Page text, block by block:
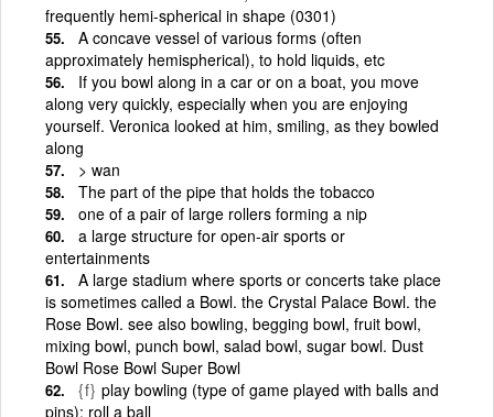
frequently hemi-spherical in shape (0301)
A concave vessel of various forms (often
approximately hemispherical), to hold liquids, etc
If you bowl along in a car or on a boat, you move
along very quickly, especially when you are enjoying
yourself. Veronica looked at him, smiling, as they bowled
along
> wan
The part of the pipe that holds the tobacco
one of a pair of large rollers forming a nip
a large structure for open-air sports or
entertainments
A large stadium where sports or concerts take place
is sometimes called a Bowl. the Crystal Palace Bowl. the
Rose Bowl. see also bowling, begging bowl, fruit bowl,
mixing bowl, punch bowl, salad bowl, sugar bowl. Dust
Bowl Rose Bowl Super Bowl
{f} play bowling (type of game played with balls and
pins); roll a ball